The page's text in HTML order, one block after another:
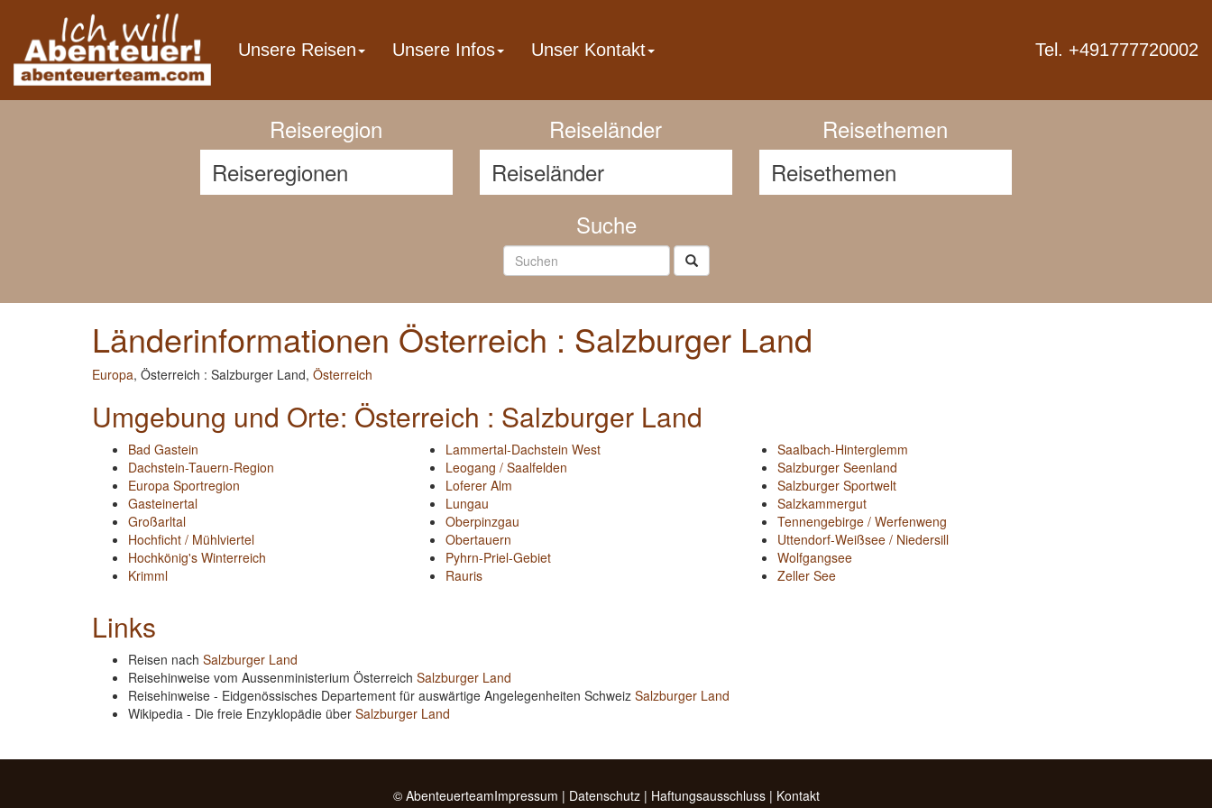
Previous
Reiseregion Reiseländer Reisethemen
Suche
Länderinformationen Österreich : Salzburger Land
Europa, Österreich : Salzburger Land, Österreich
Umgebung und Orte: Österreich : Salzburger Land
Bad Gastein
Dachstein-Tauern-Region
Europa Sportregion
Gasteinertal
Großarltal
Hochficht / Mühlviertel
Hochkönig's Winterreich
Krimml
Lammertal-Dachstein West
Leogang / Saalfelden
Loferer Alm
Lungau
Oberpinzgau
Obertauern
Pyhrn-Priel-Gebiet
Rauris
Saalbach-Hinterglemm
Salzburger Seenland
Salzburger Sportwelt
Salzkammergut
Tennengebirge / Werfenweng
Uttendorf-Weißsee / Niedersill
Wolfgangsee
Zeller See
Links
Reisen nach Salzburger Land
Reisehinweise vom Aussenministerium Österreich Salzburger Land
Reisehinweise - Eidgenössisches Departement für auswärtige Angelegenheiten Schweiz Salzburger Land
Wikipedia - Die freie Enzyklopädie über Salzburger Land
© AbenteuerteamImpressum | Datenschutz| Haftungsausschluss| Kontakt
Unsere Reisen Unsere Infos Unser Kontakt Tel. +491777720002